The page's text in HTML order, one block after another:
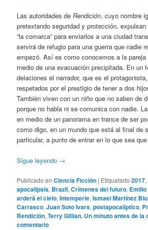
Las autoridades deRendición, cuyo nombre
pretextando seguridad y protección,
“la comarca” para enviarlos a una ciudad
servirá de refugio para una guerra que nadie
empezó. Así es como conocemos a la
medio de una evacuación precipitada. En un
delaciones el narrador, que es el
respetados por el prestigio de tener a dos
También viven con un niño que no saben de
porque no habla ni se comunica con nadie.
en medio de un panorama en trance de ser
como digo, en un mundo que está al final de
particular, a punto de entrar en lo que sea
Sigue leyendo →
Publicado en Ciencia Ficción | Etiquetado 2017,
apocalipsis, Brazil,Crímenes del futuro,
arderá el cielo,Intemperie,Ismael Martínez
Carrasco,Juan Soto Ivars,postapocalíptico,
Rendición,Terry Gillian, Un minuto antes de la
comentario